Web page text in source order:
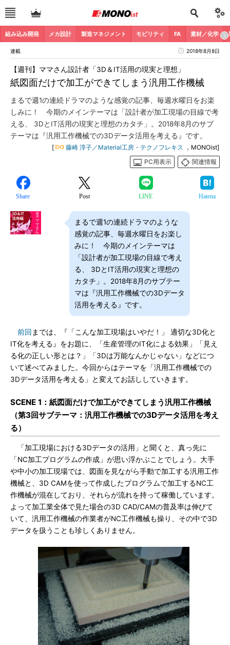
組み込み開発 メカ設計 製造マネジメント モビリティ FA 素材／化学
連載 2018年8月8日
紙図面だけで加工ができてしまう汎用工作機械
【週刊】ママさん設計者「3D＆IT活用の現実と理想」
まるで週1の連続ドラマのような感覚の記事、毎週水曜日をお楽
しみに！ 今期のメインテーマは「設計者が加工現場の目線で考
える、 3DとIT活用の現実と理想のカタチ」。2018年8月のサブ
テーマは『汎用工作機械での3Dデータ活用を考える』です。
[ 藤崎 淳子／Material工房・テクノフレキス ，MONOist]
PC用表示
関連情報
Share Post LINE Hatena
まるで週1の連続ドラマのような
感覚の記事、毎週水曜日をお楽し
みに！ 今期のメインテーマは
「設計者が加工現場の目線で考え
る、 3DとIT活用の現実と理想の
カタチ」。2018年8月のサブテー
マは『汎用工作機械での3Dデータ
活用を考える』です。
前回 までは、『「こんな加工現場はいやだ！」 適切な3D化と
IT化を考える』をお題に、「生産管理のIT化による効果」「見え
る化の正しい形とは？」「3Dは万能なんかじゃない」などにつ
いて述べてみました。今回からはテーマを「汎用工作機械での
3Dデータ活用を考える」と変えてお話ししていきます。
SCENE 1：紙図面だけで加工ができてしまう汎用工作機械
（第3回サブテーマ：汎用工作機械での3Dデータ活用を考え
る）
「加工現場における3Dデータの活用」と聞くと、真っ先に
「NC加工プログラムの作成」が思い浮かぶことでしょう。大手
や中小の加工現場では、図面を見ながら手動で加工する汎用工作
機械と、3D CAMを使って作成したプログラムで加工するNC工
作機械が混在しており、それらが流れを持って稼働しています。
よって加工業全体で見た場合の3D CAD/CAMの普及率は伸びて
いて、汎用工作機械の作業者がNC工作機械も操り、その中で3D
データを扱うことも珍しくありません。